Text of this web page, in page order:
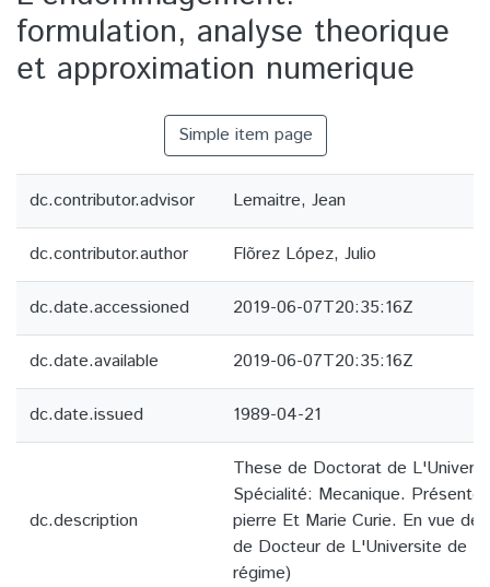
formulation, analyse theorique
et approximation numerique
Simple item page
dc.contributor.advisor Lemaitre, Jean
dc.contributor.author Flõrez López, Julio
dc.date.accessioned 2019-06-07T20:35:16Z
dc.date.available 2019-06-07T20:35:16Z
dc.date.issued 1989-04-21
dc.description
These de Doctorat de
Spécialité: Mecanique.
pierre Et Marie Curie. En vue
de Docteur de L'Universite de
régime)